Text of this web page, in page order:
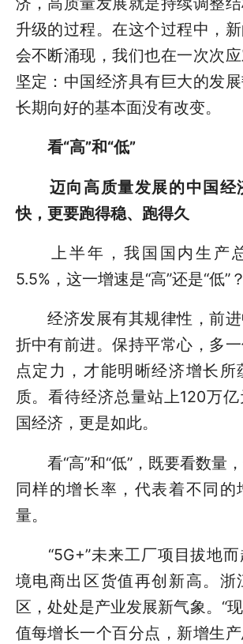
升级的过程。在这个过程中，
会不断涌现，我们也在一次次
坚定：中国经济具有巨大的发展
长期向好的基本面没有改变。
看“高”和“低”
迈向高质量发展的中国经
快，更要跑得稳、跑得久
上半年，我国国内生产
5.5%，这一增速是“高”还是“低”？
经济发展有其规律性，前进
折中有前进。保持平常心，多
点定力，才能明晰经济增长所
质。看待经济总量站上120万
国经济，更是如此。
看“高”和“低”，既要看数量，
同样的增长率，代表着不同的
量。
“5G+”未来工厂项目拔地而
境电商出区货值再创新高。浙
区，处处是产业发展新气象。“
值每增长一个百分点，新增生